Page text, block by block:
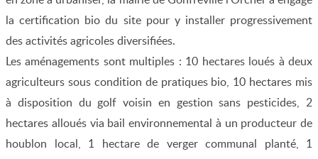
la certification bio du site pour y installer progressivement
des activités agricoles diversifiées.
Les aménagements sont multiples : 10 hectares loués à deux
agriculteurs sous condition de pratiques bio, 10 hectares mis
à disposition du golf voisin en gestion sans pesticides, 2
hectares alloués via bail environnemental à un producteur de
houblon local, 1 hectare de verger communal planté, 1